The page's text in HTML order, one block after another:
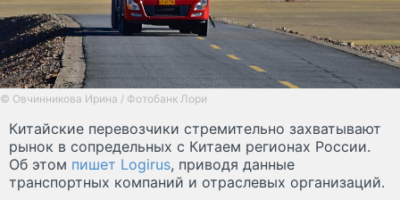
© Овчинникова Ирина / Фотобанк Лори
Китайские перевозчики стремительно захватывают
рынок в сопредельных с Китаем регионах России.
Об этом пишет Logirus, приводя данные
транспортных компаний и отраслевых организаций.